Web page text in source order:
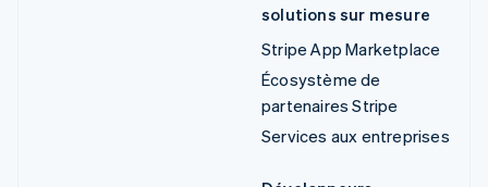
solutions sur mesure
Stripe App Marketplace
Écosystème de
partenaires Stripe
Services aux entreprises